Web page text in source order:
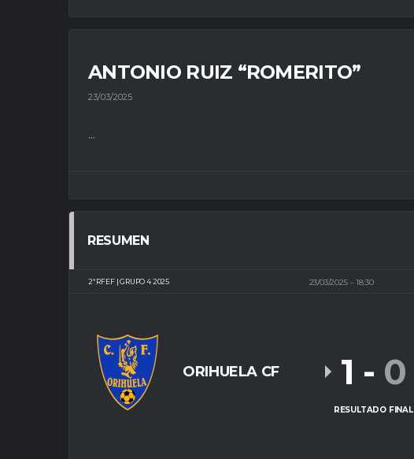
ANTONIO RUIZ “ROMERITO”
23/03/2025
...
RESUMEN
2ª RFEF | GRUPO 4 2025 23/03/2025 18:30
ORIHUELA CF 1 - 0
RESULTADO FINAL